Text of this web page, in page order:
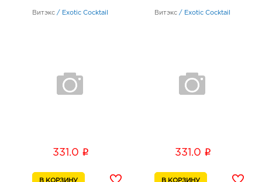
Витэкс / Exotic Cocktail
331.0 i
Витэкс / Exotic Cocktail
331.0 i